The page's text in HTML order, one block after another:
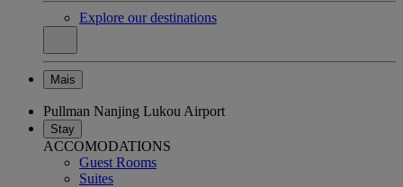
Explore our destinations
Mais
Pullman Nanjing Lukou Airport
Stay
ACCOMODATIONS
Guest Rooms
Suites